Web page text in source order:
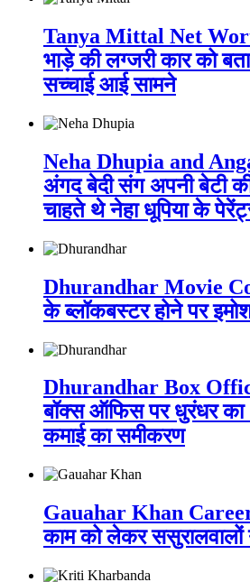
Tanya Mittal Net
भाड़े की लग्जरी कार को
सच्चाई आई सामने
Neha Dhupia and
अंगद बेदी संग अपनी बेटी की
चाहते थे नेहा धूपिया के
Dhurandhar Movie
के ब्लॉकबस्टर होने पर
Dhurandhar Box
बॉक्स ऑफिस पर धुरंधर का
कमाई का समीकरण
Gauahar Khan
काम को लेकर